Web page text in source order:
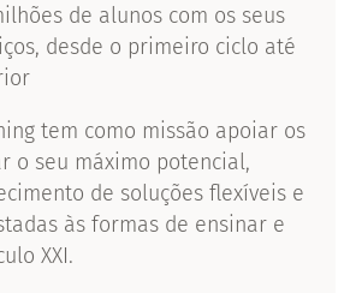
de alunos com os seus
desde o primeiro ciclo até
tem como missão apoiar os
o seu máximo potencial,
de soluções flexíveis e
às formas de ensinar e
XXI.